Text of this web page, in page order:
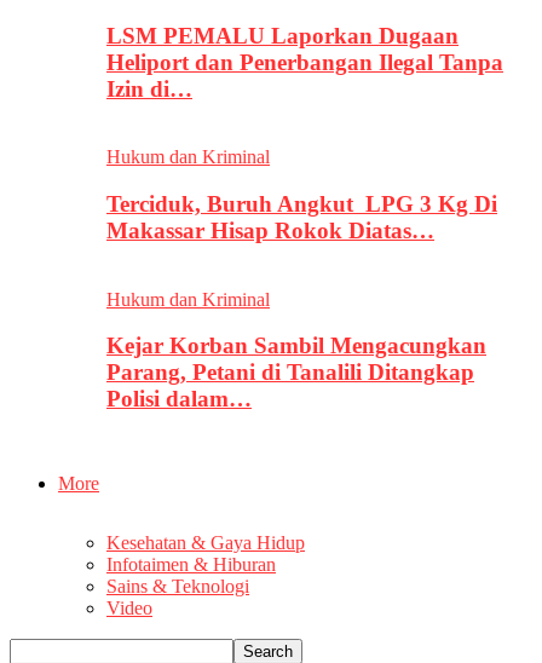
LSM PEMALU Laporkan Dugaan
Heliport dan Penerbangan Ilegal Tanpa
Izin di…
Hukum dan Kriminal
Terciduk, Buruh Angkut LPG 3 Kg Di
Makassar Hisap Rokok Diatas…
Hukum dan Kriminal
Kejar Korban Sambil Mengacungkan
Parang, Petani di Tanalili Ditangkap
Polisi dalam…
More
Kesehatan & Gaya Hidup
Infotaimen & Hiburan
Sains & Teknologi
Video